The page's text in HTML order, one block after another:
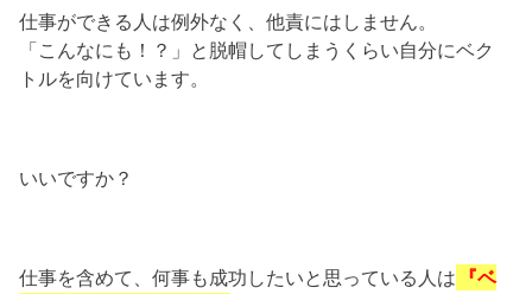
仕事ができる人は例外なく、他責にはしません。
「こんなにも！？」と脱帽してしまうくらい自分にベク
トルを向けています。
いいですか？
仕事を含めて、何事も成功したいと思っている人は
『ベ